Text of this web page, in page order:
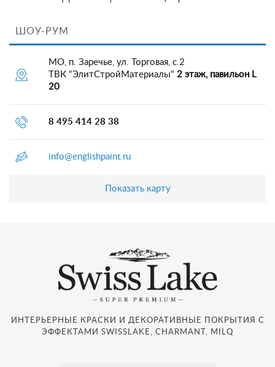
ШОУ-РУМ
МО, п. Заречье, ул. Торговая, с.2
ТВК "ЭлитСтройМатериалы" 2 этаж, павильон L
20
8 495 414 28 38
info@englishpaint.ru
Показать карту
ИНТЕРЬЕРНЫЕ КРАСКИ И ДЕКОРАТИВНЫЕ ПОКРЫТИЯ С
ЭФФЕКТАМИ SWISSLAKE, CHARMANT, MILQ